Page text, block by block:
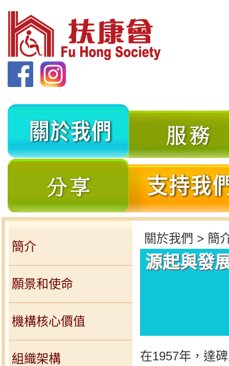
關
我
分
簡介
願景和使命
機構核心價值
組織架構
關於我們 > 簡
源起與發
在1957年，達